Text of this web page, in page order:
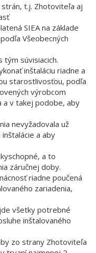
strán, t.j. Zhotoviteľa aj
SIEA na základe
Všeobecných
súvisiacich.
inštaláciu riadne a
starostlivosťou, podľa
výrobcom
a v takej podobe, aby
nevyžadovala už
a aby
a to
záručnej doby.
riadne poučená
zariadenia,
všetky potrebné
inštalovaného
zo strany Zhotoviteľa